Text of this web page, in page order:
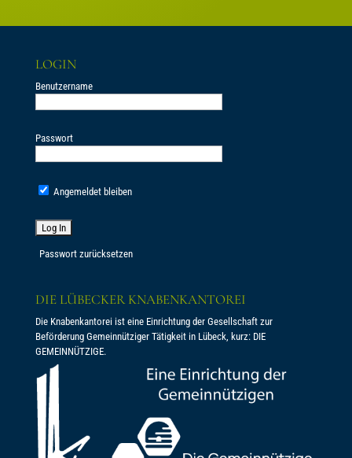
LOGIN
Benutzername
Passwort
Angemeldet bleiben
Passwort zurücksetzen
DIE LÜBECKER KNABENKANTOREI
Die Knabenkantorei ist eine Einrichtung der Gesellschaft zur
Beförderung Gemeinnütziger Tätigkeit in Lübeck, kurz: DIE
GEMEINNÜTZIGE.